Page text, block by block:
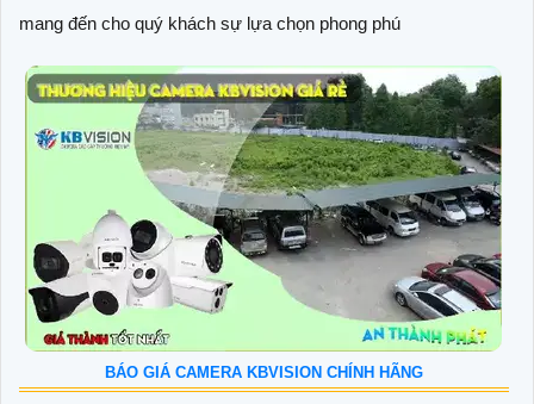
mang đến cho quý khách sự lựa chọn phong phú
BÁO GIÁ CAMERA KBVISION CHÍNH HÃNG